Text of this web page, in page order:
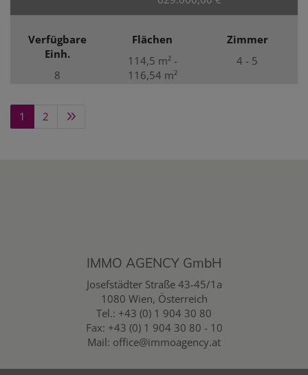
Verfügbare
Einh.
8
Flächen
114,5 m² -
116,54 m²
Zimmer
4 - 5
1 2
IMMO AGENCY GmbH
Josefstädter Straße 43-45/1a
1080 Wien, Österreich
Tel.: +43 (0) 1 904 30 80
Fax: +43 (0) 1 904 30 80 - 10
Mail: office@immoagency.at